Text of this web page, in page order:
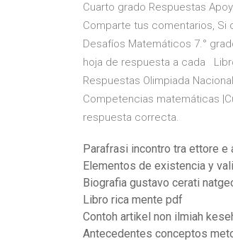
Cuarto grado Respuestas
Comparte tus comentarios, Si
Desafíos Matemáticos 7.°
hoja de respuesta a cada
Respuestas Olimpiada
Competencias matemáticas
respuesta correcta.
Parafrasi incontro tra ettore e
Elementos de existencia y
Biografia gustavo cerati
Libro rica mente pdf
Contoh artikel non ilmiah
Antecedentes conceptos